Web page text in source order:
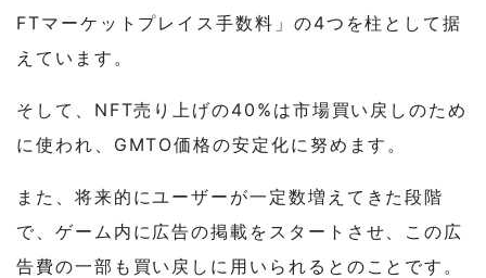
FTマーケットプレイス手数料」の4つを柱として据
えています。
そして、NFT売り上げの40%は市場買い戻しのため
に使われ、GMTO価格の安定化に努めます。
また、将来的にユーザーが一定数増えてきた段階
で、ゲーム内に広告の掲載をスタートさせ、この広
告費の一部も買い戻しに用いられるとのことです。